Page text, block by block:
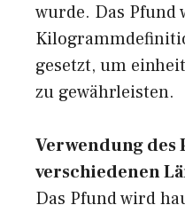
wurde. Das Pfund
gesetzt, um
zu gewährleisten.
Verwendung des
verschiedenen
Das Pfund wird